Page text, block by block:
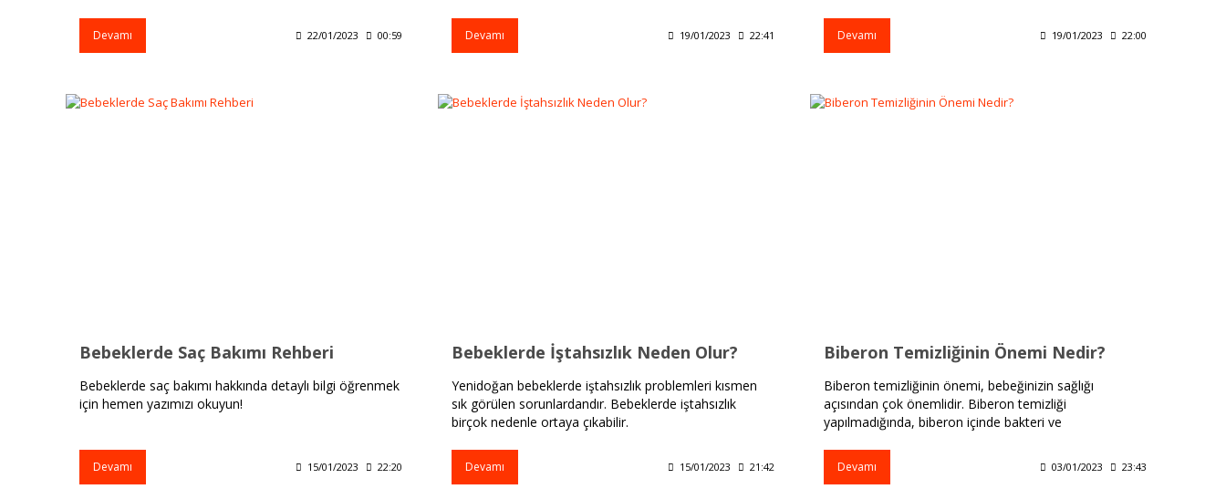
Devamı 22/01/2023 00:59 Devamı 19/01/2023 22:41 Devamı 19/01/2023 22:00
Bebeklerde Saç Bakımı Rehberi
Bebeklerde saç bakımı hakkında detaylı bilgi öğrenmek
için hemen yazımızı okuyun!
Devamı 15/01/2023 22:20
Bebeklerde İştahsızlık Neden Olur?
Yenidoğan bebeklerde iştahsızlık problemleri kısmen
sık görülen sorunlardandır. Bebeklerde iştahsızlık
birçok nedenle ortaya çıkabilir.
Devamı 15/01/2023 21:42
Biberon Temizliğinin Önemi Nedir?
Biberon temizliğinin önemi, bebeğinizin sağlığı
açısından çok önemlidir. Biberon temizliği
yapılmadığında, biberon içinde bakteri ve
Devamı 03/01/2023 23:43